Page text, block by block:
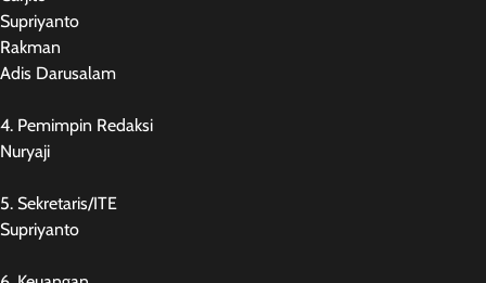
Supriyanto
Rakman
Adis Darusalam
4. Pemimpin Redaksi
Nuryaji
5. Sekretaris/ITE
Supriyanto